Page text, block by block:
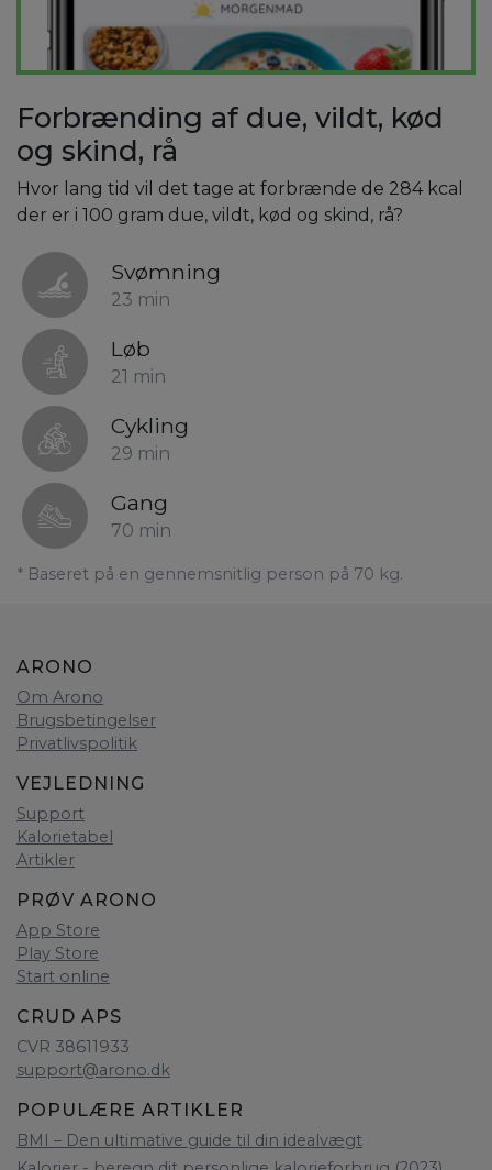
Forbrænding af due, vildt, kød
og skind, rå
Hvor lang tid vil det tage at forbrænde de 284 kcal
der er i 100 gram due, vildt, kød og skind, rå?
Svømning
23 min
Løb
21 min
Cykling
29 min
Gang
70 min
* Baseret på en gennemsnitlig person på 70 kg.
ARONO
Om Arono
Brugsbetingelser
Privatlivspolitik
VEJLEDNING
Support
Kalorietabel
Artikler
PRØV ARONO
App Store
Play Store
Start online
CRUD APS
CVR 38611933
support@arono.dk
POPULÆRE ARTIKLER
BMI – Den ultimative guide til din idealvægt